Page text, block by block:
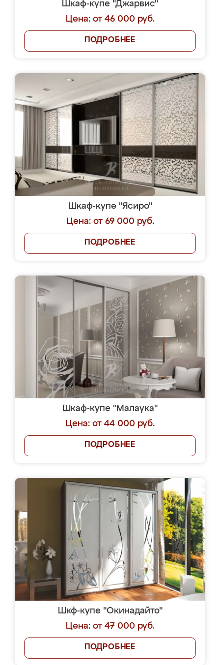
Шкаф-купе "Джарвис"
Цена: от 46 000 руб.
ПОДРОБНЕЕ
Шкаф-купе "Ясиро"
Цена: от 69 000 руб.
ПОДРОБНЕЕ
Шкаф-купе "Малаука"
Цена: от 44 000 руб.
ПОДРОБНЕЕ
Шкф-купе "Окинадайто"
Цена: от 47 000 руб.
ПОДРОБНЕЕ